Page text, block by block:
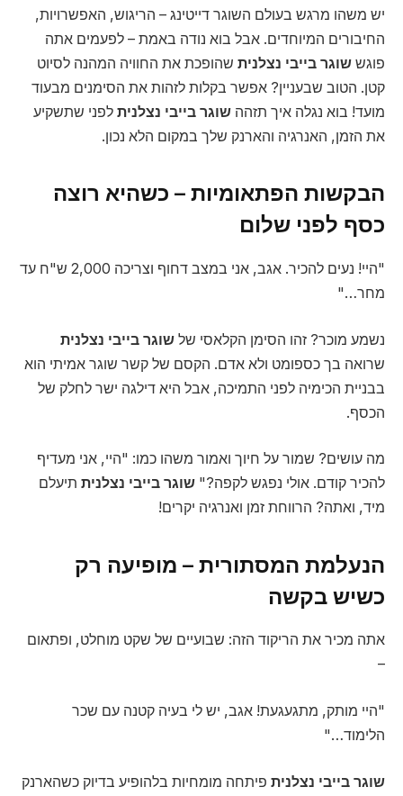
יש משהו מרגש בעולם השוגר דייטינג – הריגוש, האפשרויות,
החיבורים המיוחדים. אבל בוא נודה באמת – לפעמים אתה
פוגש שוגר בייבי נצלנית שהופכת את החוויה המהנה לסיוט
קטן. הטוב שבעניין? אפשר בקלות לזהות את הסימנים מבעוד
מועד! בוא נגלה איך תזהה שוגר בייבי נצלנית לפני שתשקיע
את הזמן, האנרגיה והארנק שלך במקום הלא נכון.
הבקשות הפתאומיות – כשהיא רוצה
כסף לפני שלום
"היי! נעים להכיר. אגב, אני במצב דחוף וצריכה 2,000 ש"ח עד
מחר…"
נשמע מוכר? זהו הסימן הקלאסי של שוגר בייבי נצלנית
שרואה בך כספומט ולא אדם. הקסם של קשר שוגר אמיתי הוא
בבניית הכימיה לפני התמיכה, אבל היא דילגה ישר לחלק של
הכסף.
מה עושים? שמור על חיוך ואמור משהו כמו: "היי, אני מעדיף
להכיר קודם. אולי נפגש לקפה?" שוגר בייבי נצלנית תיעלם
מיד, ואתה? הרווחת זמן ואנרגיה יקרים!
הנעלמת המסתורית – מופיעה רק
כשיש בקשה
אתה מכיר את הריקוד הזה: שבועיים של שקט מוחלט, ופתאום
–
"היי מותק, מתגעגעת! אגב, יש לי בעיה קטנה עם שכר
הלימוד…"
שוגר בייבי נצלנית פיתחה מומחיות בלהופיע בדיוק כשהארנק